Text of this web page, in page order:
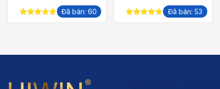
giá:
từ
5.00out of
Đã bán: 60
giá:
từ
5.00out of
Đã bán: 53